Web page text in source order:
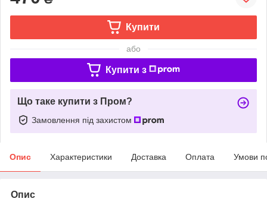
Купити
або
Купити з
Що таке купити з Пром?
Замовлення під захистом
Опис Характеристики Доставка Оплата Умови
Опис